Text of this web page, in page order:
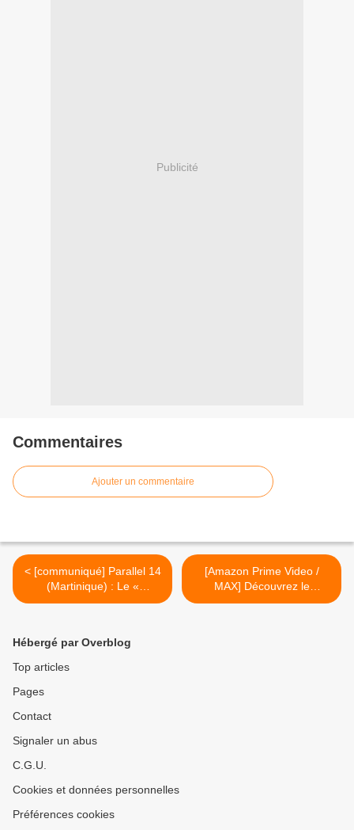
Publicité
Commentaires
Ajouter un commentaire
< [communiqué] Parallel 14
(Martinique) : Le «
Numériklub SUMMER
[Amazon Prime Video /
MAX] Découvrez le
programme des sorties de
Hébergé par Overblog
Top articles
Pages
Contact
Signaler un abus
C.G.U.
Cookies et données personnelles
Préférences cookies